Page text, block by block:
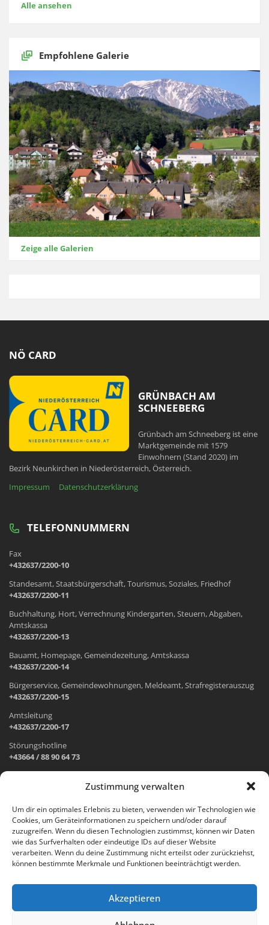
Zustimmung verwalten
Um dir ein optimales Erlebnis zu bieten, verwenden wir Technologien wie
Cookies, um Geräteinformationen zu speichern und/oder darauf
zuzugreifen. Wenn du diesen Technologien zustimmst, können wir Daten
wie das Surfverhalten oder eindeutige IDs auf dieser Website
verarbeiten. Wenn du deine Zustimmung nicht erteilst oder zurückziehst,
können bestimmte Merkmale und Funktionen beeinträchtigt werden.
Akzeptieren
Alle ansehen
Empfohlene Galerie
Zeige alle Galerien
NÖ CARD
GRÜNBACH AM
SCHNEEBERG
Grünbach am Schneeberg ist eine
Marktgemeinde mit 1579
Einwohnern (Stand 2020) im
Bezirk Neunkirchen in Niederösterreich, Österreich.
Impressum
Datenschutzerklärung
TELEFONNUMMERN
Fax
+432637/2200-10
Standesamt, Staatsbürgerschaft, Tourismus, Soziales, Friedhof
+432637/2200-11
Buchhaltung, Hort, Verrechnung Kindergarten, Steuern, Abgaben,
Amtskassa
+432637/2200-13
Bauamt, Homepage, Gemeindezeitung, Amtskassa
+432637/2200-14
Bürgerservice, Gemeindewohnungen, Meldeamt, Strafregisterauszug
+432637/2200-15
Amtsleitung
+432637/2200-17
Störungshotline
+43664 / 88 90 64 73
Wr. Neustädter Straße 1
2733 Grünbach am Schneeberg
Öffnungszeiten Gemeindeamt:
Montag: 8.00 – 12.00 Uhr und 14.00 – 18.00 Uhr
Freitag: 8.00 – 12.00 Uhr
Email: